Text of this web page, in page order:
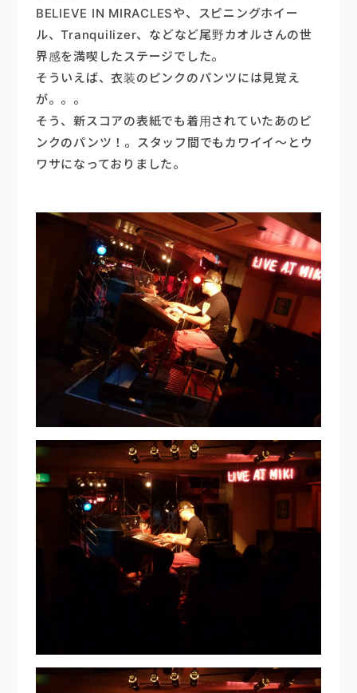
BELIEVE IN MIRACLESや、スピニングホイー
ル、Tranquilizer、などなど尾野カオルさんの世
界感を満喫したステージでした。
そういえば、衣装のピンクのパンツには見覚え
が。。。
そう、新スコアの表紙でも着用されていたあのピ
ンクのパンツ！。スタッフ間でもカワイイ～とウ
ワサになっておりました。